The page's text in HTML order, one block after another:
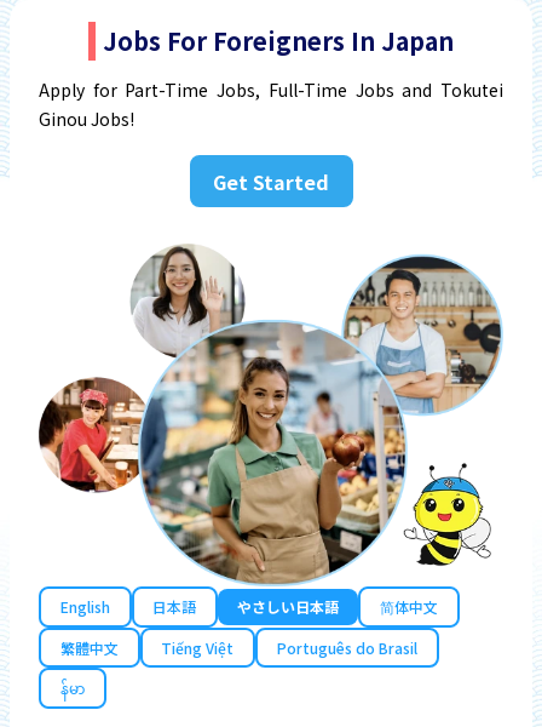
Jobs For Foreigners In Japan
Apply for Part-Time Jobs, Full-Time Jobs and Tokutei
Ginou Jobs!
Get Started
English 日本語 やさしい日本語
简体中文
繁體中文
Tiếng Việt
Português do Brasil
န်မာ